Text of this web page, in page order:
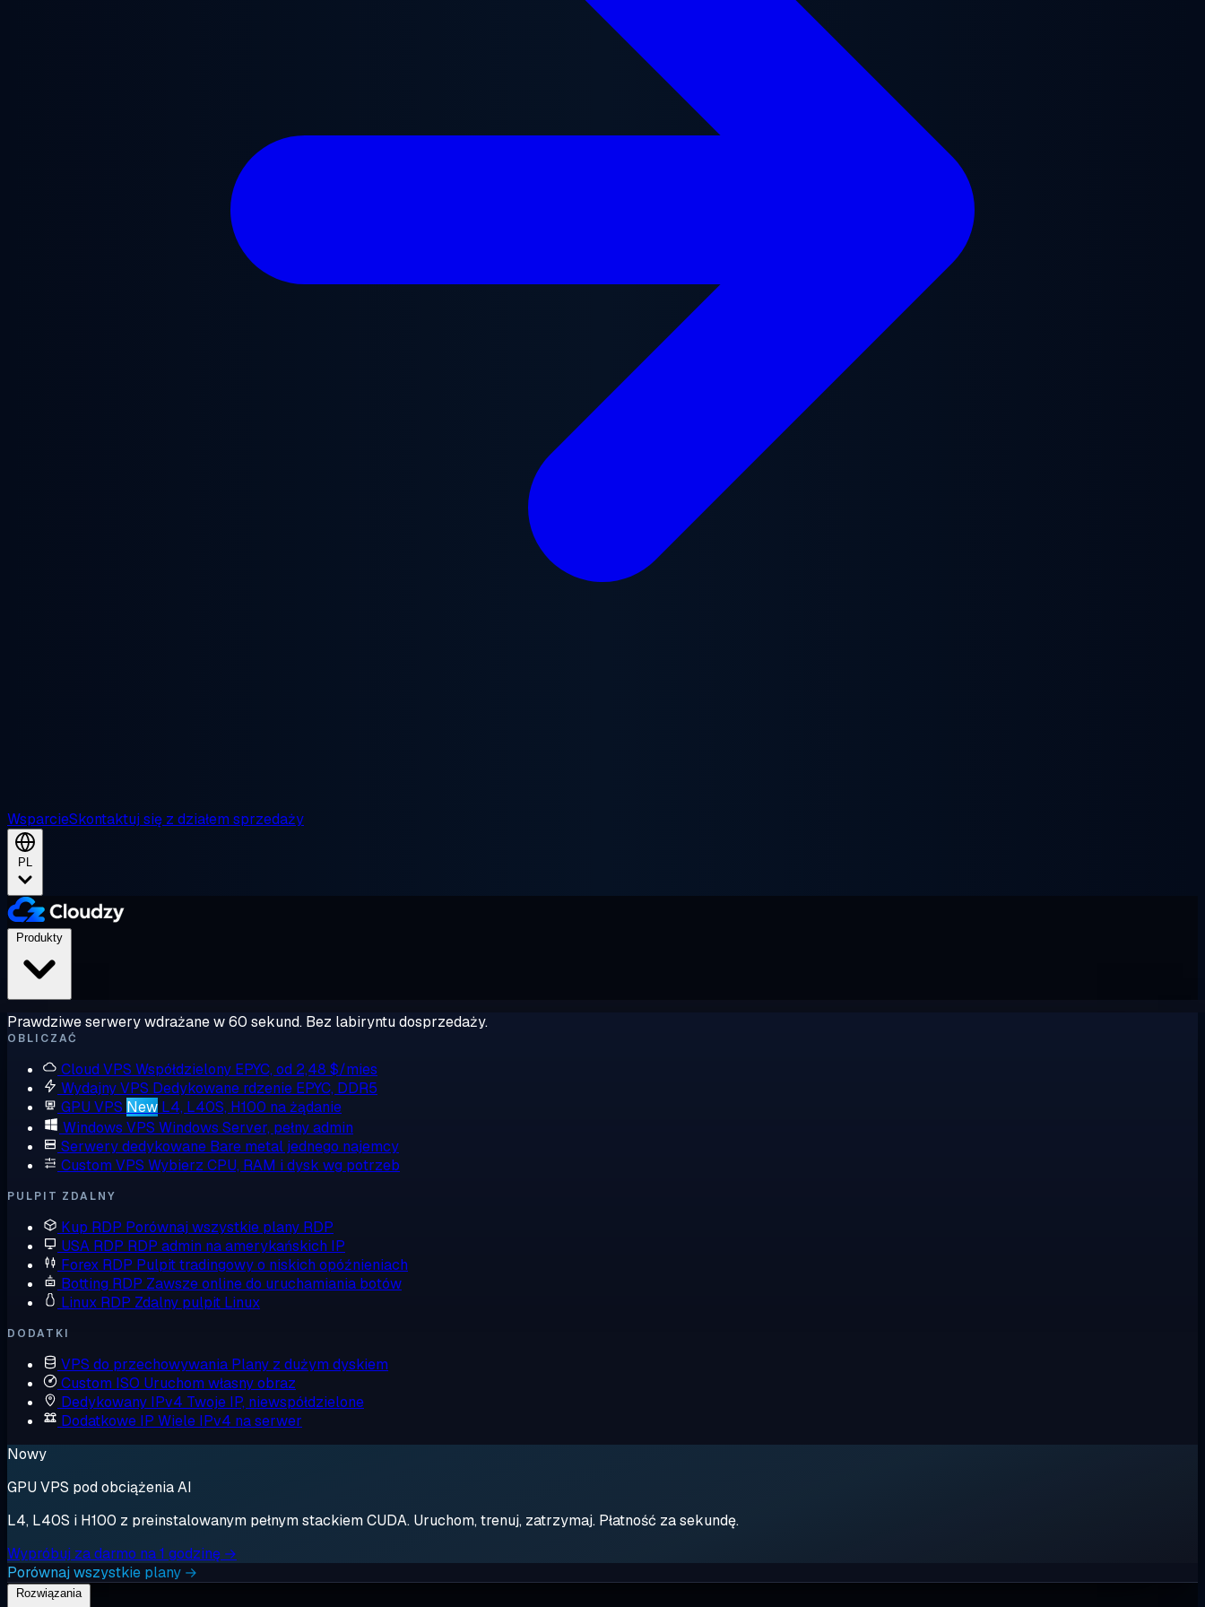
WsparcieSkontaktuj się z działem sprzedaży
PL
Prawdziwe serwery wdrażane w 60 sekund. Bez labiryntu dosprzedaży.
OBLICZAĆ
Cloud VPS Współdzielony EPYC, od 2,48 $/mies
Wydajny VPS Dedykowane rdzenie EPYC, DDR5
GPU VPS New L4, L40S, H100 na żądanie
Windows VPS Windows Server, pełny admin
Serwery dedykowane Bare metal jednego najemcy
Custom VPS Wybierz CPU, RAM i dysk wg potrzeb
PULPIT ZDALNY
Kup RDP Porównaj wszystkie plany RDP
USA RDP RDP admin na amerykańskich IP
Forex RDP Pulpit tradingowy o niskich opóźnieniach
Botting RDP Zawsze online do uruchamiania botów
Linux RDP Zdalny pulpit Linux
DODATKI
VPS do przechowywania Plany z dużym dyskiem
Custom ISO Uruchom własny obraz
Dedykowany IPv4 Twoje IP, niewspółdzielone
Dodatkowe IP Wiele IPv4 na serwer
Nowy
GPU VPS pod obciążenia AI
L4, L40S i H100 z preinstalowanym pełnym stackiem CUDA. Uruchom, trenuj, zatrzymaj. Płatność za sekundę.
Wypróbuj za darmo na 1 godzinę →
Porównaj wszystkie plany →
Rozwiązania